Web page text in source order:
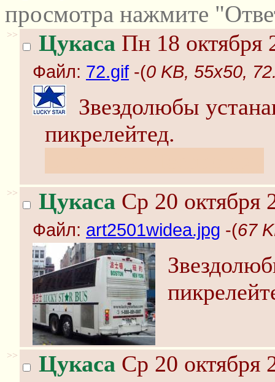
просмотра нажмите
>> Цукаса Пн 18 октября
Файл: 72.gif -(0 KB, 55x50,
Звездолюбы
пикрелейтед.
>> Цукаса Ср 20 октября
Файл: art2501widea.jpg -(67
>> Цукаса Ср 20 октября